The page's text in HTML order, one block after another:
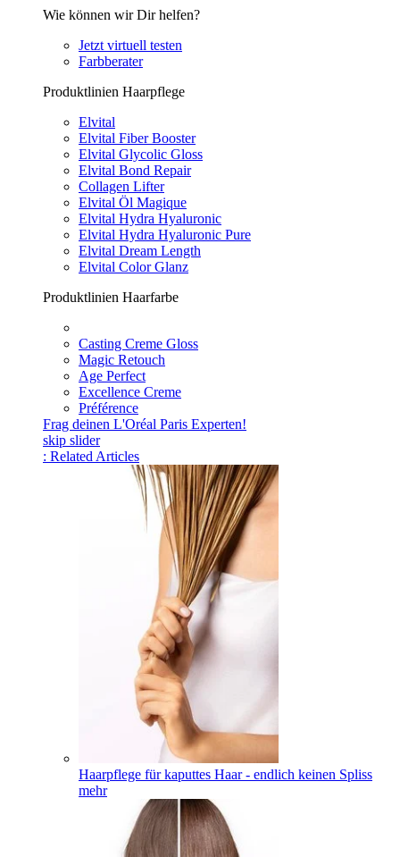
Wie können wir Dir helfen?
Jetzt virtuell testen
Farbberater
Produktlinien Haarpflege
Elvital
Elvital Fiber Booster
Elvital Glycolic Gloss
Elvital Bond Repair
Collagen Lifter
Elvital Öl Magique
Elvital Hydra Hyaluronic
Elvital Hydra Hyaluronic Pure
Elvital Dream Length
Elvital Color Glanz
Produktlinien Haarfarbe
Casting Creme Gloss
Magic Retouch
Age Perfect
Excellence Creme
Préférence
Frag deinen L'Oréal Paris Experten!
skip slider
: Related Articles
Haarpflege für kaputtes Haar - endlich keinen Spliss
mehr